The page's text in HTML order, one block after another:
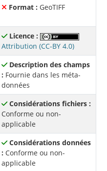
Format : GeoTIFF
Licence :
Attribution (CC-BY 4.0)
Description des champs
: Fournie dans les méta-
données
Considérations fichiers :
Conforme ou non-
applicable
Considérations données
: Conforme ou non-
applicable